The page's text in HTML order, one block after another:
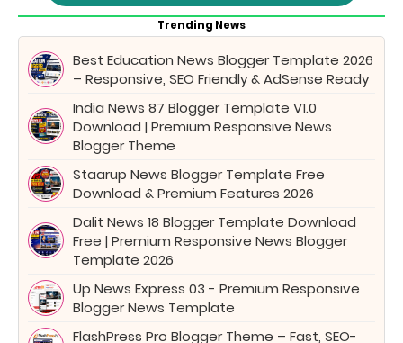
Trending News
Best Education News Blogger Template 2026
– Responsive, SEO Friendly & AdSense Ready
India News 87 Blogger Template V1.0
Download | Premium Responsive News
Blogger Theme
Staarup News Blogger Template Free
Download & Premium Features 2026
Dalit News 18 Blogger Template Download
Free | Premium Responsive News Blogger
Template 2026
Up News Express 03 - Premium Responsive
Blogger News Template
FlashPress Pro Blogger Theme – Fast, SEO-